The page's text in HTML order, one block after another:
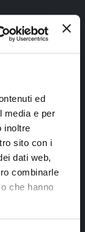
ed
media e per
inoltre
sito con i
dati web,
combinarle
che hanno